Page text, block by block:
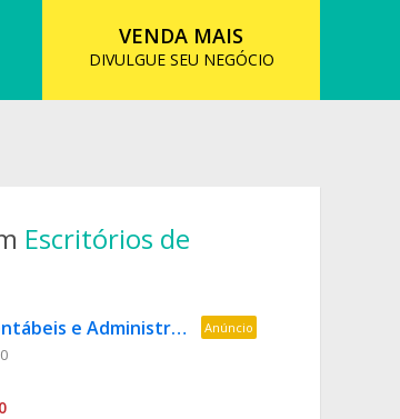
VENDA MAIS
DIVULGUE SEU NEGÓCIO
Escritórios de
Contec Soluções Contábeis e Administrativas Anúncio